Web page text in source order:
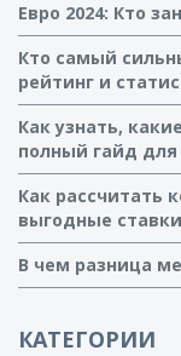
Евро 2024: Кто
Кто самый
рейтинг и
Как узнать,
полный гайд
Как рассчитать
выгодные ставки
В чем разница
КАТЕГОРИИ